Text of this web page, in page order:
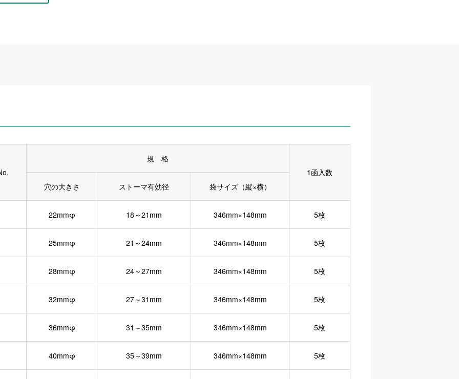
規 格
1函入数
穴の大きさ
ストーマ有効径 袋サイズ（縦×横）
22mmφ 18～21mm 346mm×148mm 5枚
25mmφ 21～24mm 346mm×148mm 5枚
28mmφ 24～27mm 346mm×148mm 5枚
32mmφ 27～31mm 346mm×148mm 5枚
36mmφ 31～35mm 346mm×148mm 5枚
40mmφ 35～39mm 346mm×148mm 5枚